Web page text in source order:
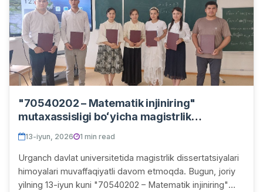
"70540202 – Matematik injiniring"
mutaxassisligi boʻyicha magistrlik
dissertatsiyalari himoyasi yakunlandi
13-iyun, 2026 1 min read
Urganch davlat universitetida magistrlik dissertatsiyalari
himoyalari muvaffaqiyatli davom etmoqda. Bugun, joriy
yilning 13-iyun kuni "70540202 – Matematik injiniring"